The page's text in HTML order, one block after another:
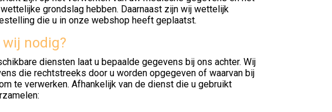
grondslag hebben. Daarnaast zijn wij wettelijk
die u in onze webshop heeft geplaatst.
nodig?
diensten laat u bepaalde gegevens bij ons achter. Wij
die rechtstreeks door u worden opgegeven of waarvan bij
te verwerken. Afhankelijk van de dienst die u gebruikt